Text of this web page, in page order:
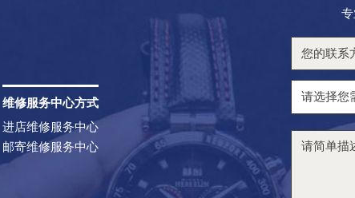
维修服务中心方式
进店维修服务中心
邮寄维修服务中心